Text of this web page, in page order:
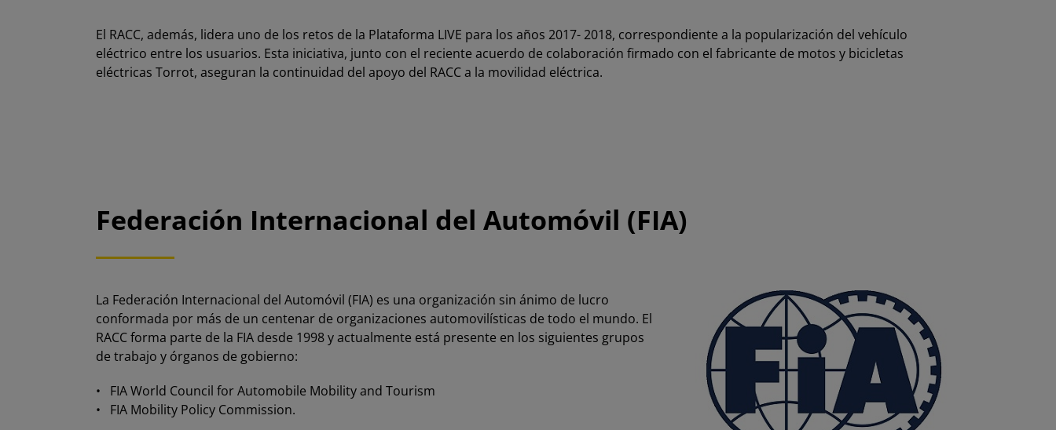
El RACC, además, lidera uno de los retos de la Plataforma LIVE para los años 2017- 2018, correspondiente a la popularización del vehículo
eléctrico entre los usuarios. Esta iniciativa, junto con el reciente acuerdo de colaboración firmado con el fabricante de motos y bicicletas
eléctricas Torrot, aseguran la continuidad del apoyo del RACC a la movilidad eléctrica.
Federación Internacional del Automóvil (FIA)
La Federación Internacional del Automóvil (FIA) es una organización sin ánimo de lucro
conformada por más de un centenar de organizaciones automovilísticas de todo el mundo. El
RACC forma parte de la FIA desde 1998 y actualmente está presente en los siguientes grupos
de trabajo y órganos de gobierno:
• FIA World Council for Automobile Mobility and Tourism
• FIA Mobility Policy Commission.